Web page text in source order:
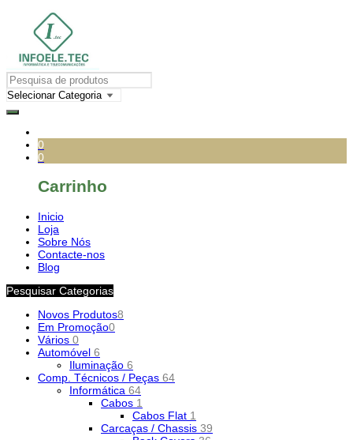
0
0
Carrinho
Inicio
Loja
Sobre Nós
Contacte-nos
Blog
Pesquisar Categorias
Novos Produtos8
Em Promoção0
Vários 0
Automóvel 6
Iluminação 6
Comp. Técnicos / Peças 64
Informática 64
Cabos 1
Cabos Flat 1
Carcaças / Chassis 39